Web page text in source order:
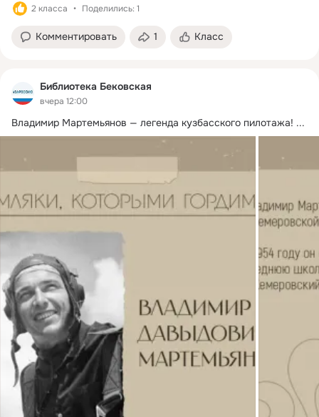
2 класса Поделились: 1
Комментировать 1 Класс
Библиотека Бековская
вчера 12:00
Владимир Мартемьянов — легенда кузбасского пилотажа! ...